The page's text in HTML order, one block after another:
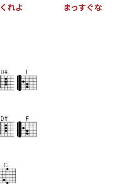
く れよ まっすぐな
D# F
D# F
G